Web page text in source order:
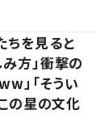
を見ると
方」衝撃の
」「そうい
の星の文化